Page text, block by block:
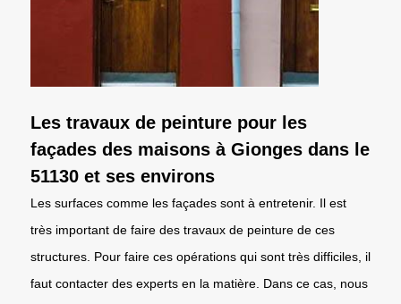
Les travaux de peinture pour les
façades des maisons à Gionges dans le
51130 et ses environs
Les surfaces comme les façades sont à entretenir. Il est
très important de faire des travaux de peinture de ces
structures. Pour faire ces opérations qui sont très difficiles, il
faut contacter des experts en la matière. Dans ce cas, nous